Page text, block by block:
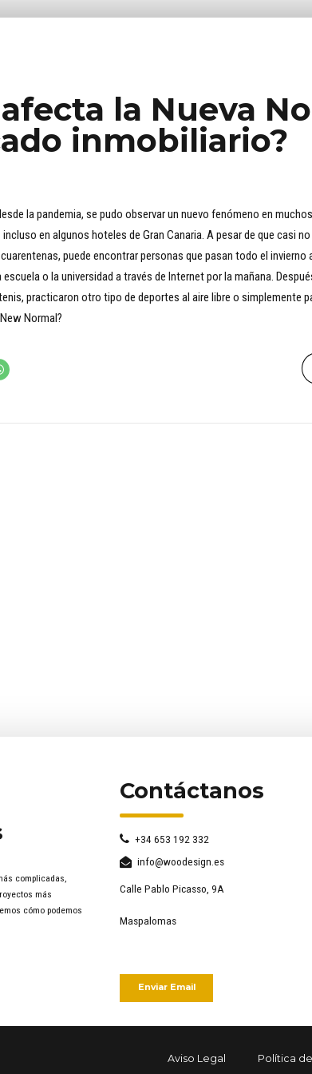
la Nueva
inmobiliario?
la pandemia, se pudo observar un nuevo fenómeno en
en algunos hoteles de Gran Canaria. A pesar de que casi
puede encontrar personas que pasan todo el
o la universidad a través de Internet por la mañana.
practicaron otro tipo de deportes al aire libre o simplemente
Normal?
complicadas,
más
cómo podemos
Contáctanos
+34 653 192 332
info@woodesign.es
Calle Pablo Picasso, 9A
Maspalomas
Enviar Email
Aviso Legal Política